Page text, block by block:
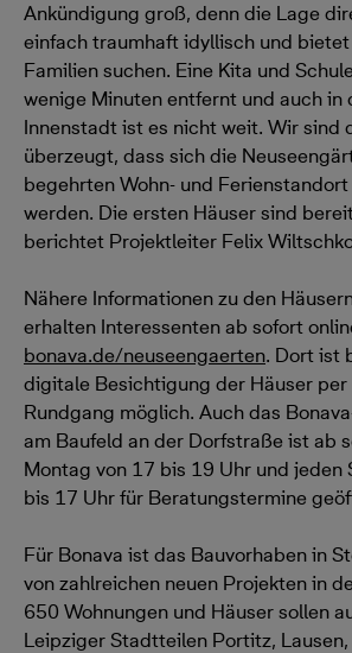
Ankündigung groß, denn die Lage
einfach traumhaft idyllisch und bietet
Familien suchen. Eine Kita und
wenige Minuten entfernt und auch in
Innenstadt ist es nicht weit. Wir sind
überzeugt, dass sich die
begehrten Wohn- und
werden. Die ersten Häuser sind
berichtet Projektleiter Felix
Nähere Informationen zu den
erhalten Interessenten ab sofort
bonava.de/neuseengaerten. Dort ist
digitale Besichtigung der Häuser
Rundgang möglich. Auch das
am Baufeld an der Dorfstraße ist ab
Montag von 17 bis 19 Uhr und jeden
bis 17 Uhr für Beratungstermine
Für Bonava ist das Bauvorhaben in
von zahlreichen neuen Projekten in
650 Wohnungen und Häuser sollen
Leipziger Stadtteilen Portitz,